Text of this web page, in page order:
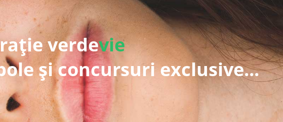
verdevie
și concursuri exclusive...